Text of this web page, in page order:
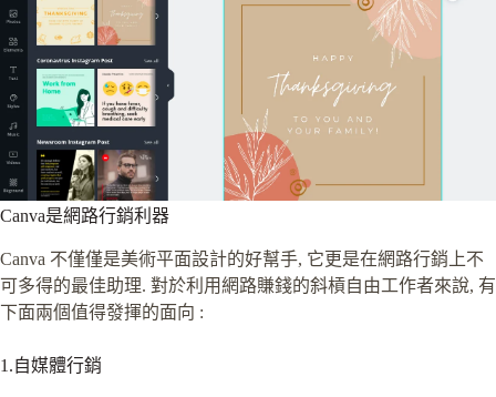
Canva是網路行銷利器
Canva 不僅僅是美術平面設計的好幫手, 它更是在網路行銷上不
可多得的最佳助理. 對於利用網路賺錢的斜槓自由工作者來說, 有
下面兩個值得發揮的面向 :
1.自媒體行銷